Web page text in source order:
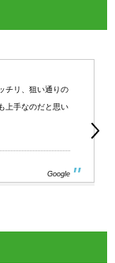
チリ、狙い通りの
上手なのだと思い
Google